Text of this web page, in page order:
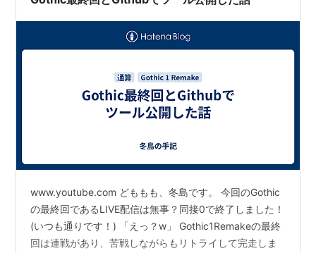
www.youtube.com どももも、冬島です。 今回のGothic
の最終回であるLIVE配信は無事？同接0で終了しました！
(いつも通りです！) 「えっ？w」 Gothic1Remakeの最終
回は連戦があり、苦戦しながらもリトライして完走しま